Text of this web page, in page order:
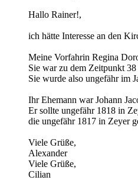
Hallo Rainer!,
ich hätte Interesse an den
Meine Vorfahrin Regina
Sie war zu dem Zeitpunkt
Sie wurde also ungefähr im
Ihr Ehemann war Johann
Er sollte ungefähr 1818 in
die ungefähr 1817 in Zeyer
Viele Grüße,
Alexander
Viele Grüße,
Cilian